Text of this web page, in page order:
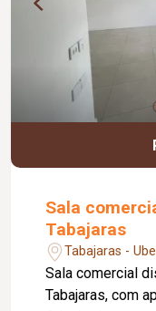
Sala
Tabajaras
Tabajaras -
Sala comercial
Tabajaras, com